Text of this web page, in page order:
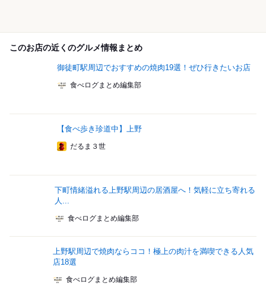
このお店の近くのグルメ情報まとめ
御徒町駅周辺でおすすめの焼肉19選！ぜひ行きたいお店
食べログまとめ編集部
【食べ歩き珍道中】上野
だるま３世
下町情緒溢れる上野駅周辺の居酒屋へ！気軽に立ち寄れる
人...
食べログまとめ編集部
上野駅周辺で焼肉ならココ！極上の肉汁を満喫できる人気
店18選
食べログまとめ編集部